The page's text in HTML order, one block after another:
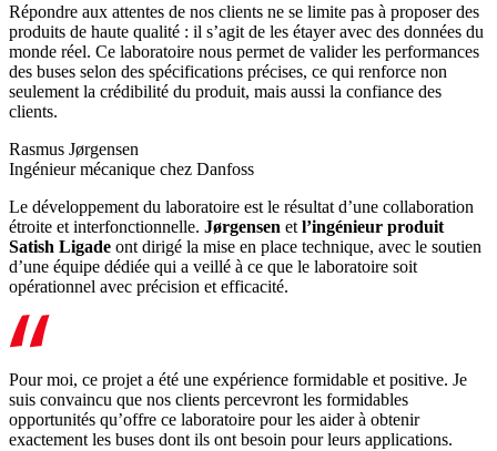
Répondre aux attentes de nos clients ne se limite pas à proposer des
produits de haute qualité : il s’agit de les étayer avec des données du
monde réel. Ce laboratoire nous permet de valider les performances
des buses selon des spécifications précises, ce qui renforce non
seulement la crédibilité du produit, mais aussi la confiance des
clients.
Rasmus Jørgensen
Ingénieur mécanique chez Danfoss
Le développement du laboratoire est le résultat d’une collaboration
étroite et interfonctionnelle. Jørgensen et l’ingénieur produit
Satish Ligade ont dirigé la mise en place technique, avec le soutien
d’une équipe dédiée qui a veillé à ce que le laboratoire soit
opérationnel avec précision et efficacité.
Pour moi, ce projet a été une expérience formidable et positive. Je
suis convaincu que nos clients percevront les formidables
opportunités qu’offre ce laboratoire pour les aider à obtenir
exactement les buses dont ils ont besoin pour leurs applications.